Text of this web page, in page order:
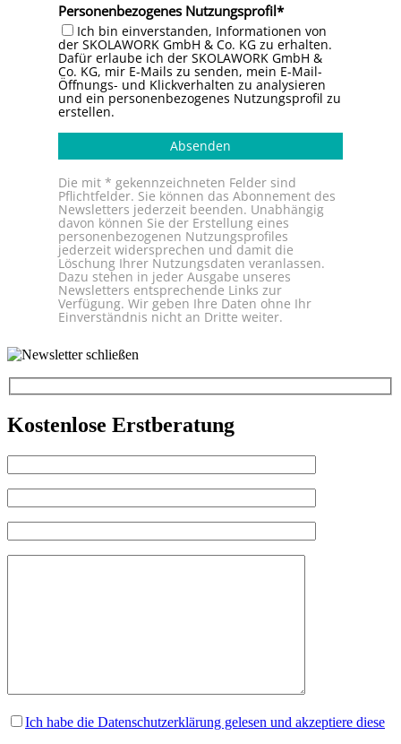
Personenbezogenes Nutzungsprofil
Ich bin einverstanden, Informationen von
der SKOLAWORK GmbH & Co. KG zu erhalten.
Dafür erlaube ich der SKOLAWORK GmbH &
Co. KG, mir E-Mails zu senden, mein E-Mail-
Öffnungs- und Klickverhalten zu analysieren
und ein personenbezogenes Nutzungsprofil zu
erstellen.
Absenden
Die mit * gekennzeichneten Felder sind
Pflichtfelder. Sie können das Abonnement des
Newsletters jederzeit beenden. Unabhängig
davon können Sie der Erstellung eines
personenbezogenen Nutzungsprofiles
jederzeit widersprechen und damit die
Löschung Ihrer Nutzungsdaten veranlassen.
Dazu stehen in jeder Ausgabe unseres
Newsletters entsprechende Links zur
Verfügung. Wir geben Ihre Daten ohne Ihr
Einverständnis nicht an Dritte weiter.
Kostenlose Erstberatung
Ich habe die Datenschutzerklärung gelesen und akzeptiere diese